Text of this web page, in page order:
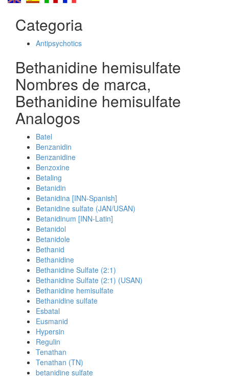
Categoria
Antipsychotics
Bethanidine hemisulfate
Nombres de marca,
Bethanidine hemisulfate
Analogos
Batel
Benzanidin
Benzanidine
Benzoxine
Betaling
Betanidin
Betanidina [INN-Spanish]
Betanidine sulfate (JAN/USAN)
Betanidinum [INN-Latin]
Betanidol
Betanidole
Bethanid
Bethanidine
Bethanidine Sulfate (2:1)
Bethanidine Sulfate (2:1) (USAN)
Bethanidine hemisulfate
Bethanidine sulfate
Esbatal
Eusmanid
Hypersin
Regulin
Tenathan
Tenathan (TN)
betanidine sulfate